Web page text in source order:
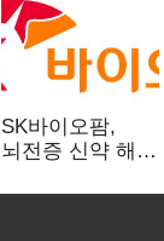
SK바이오팜,
뇌전증 신약 해외
차세대 신약 개발